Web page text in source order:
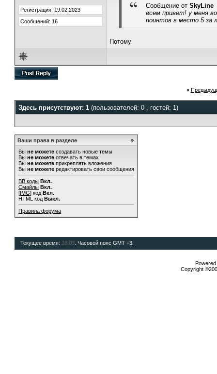
Регистрация: 19.02.2023
Сообщений: 16
Сообщение от SkyLine
всем привет! у меня
поинтов в место 5 за
Потому
«
Здесь присутствуют: 1 (пользователей: 0 , гостей: 1)
Ваши права в разделе
Вы не можете создавать новые темы
Вы не можете отвечать в темах
Вы не можете прикреплять вложения
Вы не можете редактировать свои сообщения
BB коды Вкл.
Смайлы Вкл.
[IMG] код Вкл.
HTML код Выкл.
Правила форума
Текущее время: 16:03 . Часовой пояс GMT +3.
Copyright